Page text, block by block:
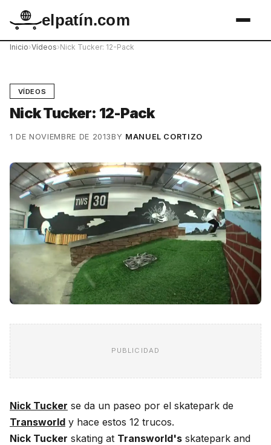
elpatín.com
Inicio›Vídeos›Nick Tucker: 12-Pack
VÍDEOS
Nick Tucker: 12-Pack
1 DE NOVIEMBRE DE 2013BY MANUEL CORTIZO
PUBLICIDAD
Nick Tucker se da un paseo por el skatepark de
Transworld y hace estos 12 trucos.
Nick Tucker skating at Transworld's skatepark and